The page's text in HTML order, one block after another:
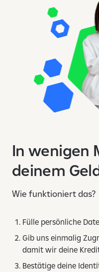
In wenigen
deinem
Wie funktioniert das?
Fülle persönliche
Gib uns einmalig
damit wir deine
Bestätige deine